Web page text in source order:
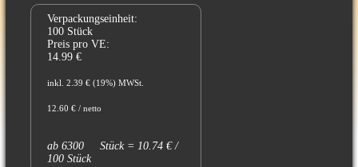
Verpackungseinheit:
100 Stück
Preis pro VE:
14.99 €
inkl. 2.39 € (19%) MWSt.
12.60 € / netto
ab 6300 Stück = 10.74 € /
100 Stück